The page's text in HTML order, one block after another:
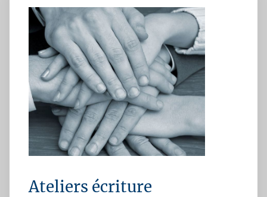
Ateliers écriture